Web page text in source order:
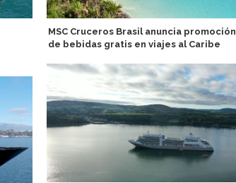
MSC Cruceros Brasil anuncia promoción
de bebidas gratis en viajes al Caribe